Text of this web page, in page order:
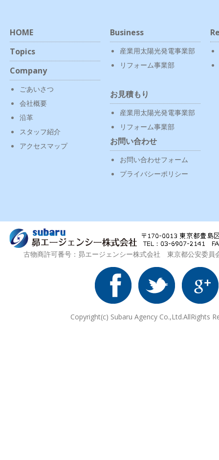
HOME
Topics
Company
ごあいさつ
会社概要
沿革
スタッフ紹介
アクセスマップ
Business
産業用太陽光発電事業部
リフォーム事業部
お見積もり
産業用太陽光発電事業部
リフォーム事業部
お問い合わせ
お問い合わせフォーム
プライバシーポリシー
古物商許可番号：昴エージェンシー株式会社 東京都公安委
Copyright(c) Subaru Agency Co.,Ltd.AllRights